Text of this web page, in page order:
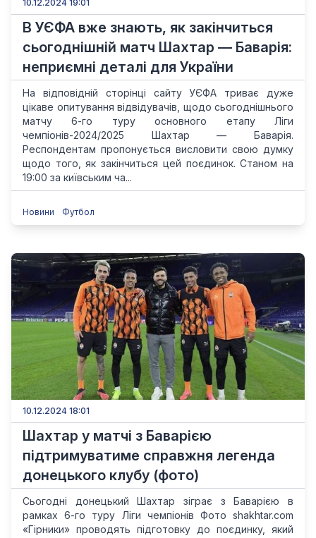
10.12.2024 19:01
В УЄФА вже знають, як закінчиться
сьогоднішній матч Шахтар — Баварія:
неприємні деталі для України
На відповідній сторінці сайту УЄФА триває дуже
цікаве опитування відвідувачів, щодо сьогоднішнього
матчу 6-го туру основного етапу Ліги
чемпіонів-2024/2025 Шахтар — Баварія.
Респондентам пропонується висловити свою думку
щодо того, як закінчиться цей поєдинок. Станом на
19:00 за київським ча...
Новини Футбол
10.12.2024 18:01
Шахтар у матчі з Баварією
підтримуватиме справжня легенда
донецького клубу (фото)
Сьогодні донецький Шахтар зіграє з Баварією в
рамках 6-го туру Ліги чемпіонів Фото shakhtar.com
«Гірники» проводять підготовку до поєдинку, який